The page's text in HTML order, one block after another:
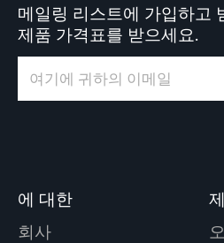
메일링 리스트에 가입하고
제품 가격표를 받으세요.
에 대한
회사